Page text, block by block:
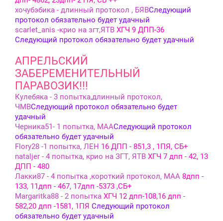
хочубэбика - длинный протокол , БЯВСледующий
протокол обязательно будет удачный
scarlet_anis -крио на згт,ЯТВ ХГЧ 9 ДПП-36
Следующий протокол обязательно будет удачный
АПРЕЛЬСКИЙ
ЗАБЕРЕМЕНИТЕЛЬНЫЙ
ПАРАВОЗИК!!!
Кулебяка - 3 попытка,длинный протокол,
ЧМВСледующий протокол обязательно будет
удачный
Черника51- 1 попытка, МААСледующий протокол
обязательно будет удачный
Flory28 -1 попытка, ЛЕН 16 ДПП - 851,3 , 1ПЯ, СБ+
nataljer - 4 попытка, крио на ЗГТ, ЯТВ ХГЧ 7 дпп - 42, 13
ДПП - 480
Лакки87 - 4 попытка ,короткий протокол, МАА 8дпп -
133, 11дпп - 467, 17дпп -5373 ,СБ+
Margaritka88 - 2 попытка ХГЧ 12 дпп-108,16 дпп -
582,20 дпп -1581, 1ПЯ Следующий протокол
обязательно будет удачный